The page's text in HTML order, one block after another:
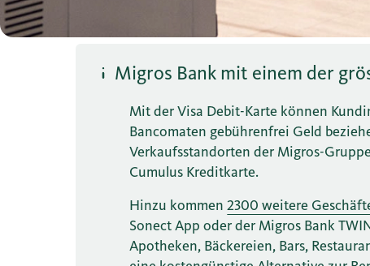
Migros Bank mit einem der
Mit der Visa Debit-Karte können
Bancomaten gebührenfrei Geld
Verkaufsstandorten der Migros-
Cumulus Kreditkarte.
Hinzu kommen2300 weitere
Sonect App oder der Migros Bank
Apotheken, Bäckereien, Bars,